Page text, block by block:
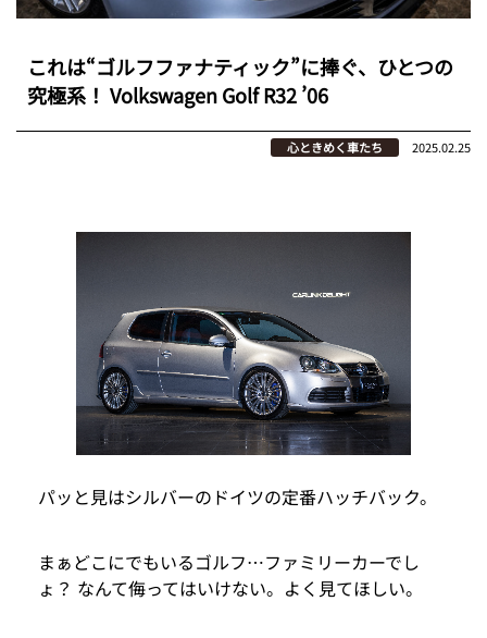
これは“ゴルフファナティック”に捧ぐ、ひとつの
究極系！ Volkswagen Golf R32 ’06
心ときめく車たち 2025.02.25
パッと見はシルバーのドイツの定番ハッチバック。
まぁどこにでもいるゴルフ…ファミリーカーでし
ょ？ なんて侮ってはいけない。よく見てほしい。